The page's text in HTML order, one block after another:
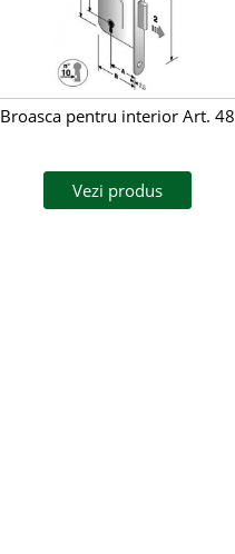
Broasca pentru interior Art. 48
Vezi produs